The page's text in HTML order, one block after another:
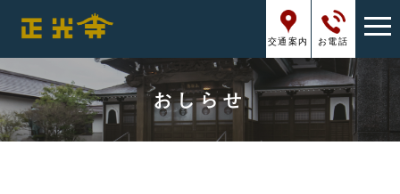
交通案内 お電話
おしらせ